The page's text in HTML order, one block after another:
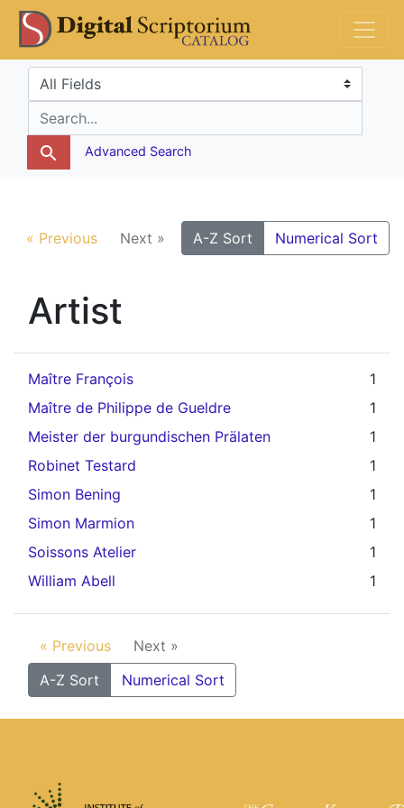
Skip
to
search
Skip to
main
content
DS Catalog
Search in
search for
Advanced Search
« Previous Next » A-Z Sort Numerical Sort
Artist
Maître François
1
Maître de Philippe de Gueldre
1
Meister der burgundischen Prälaten
1
Robinet Testard
1
Simon Bening
1
Simon Marmion
1
Soissons Atelier
1
William Abell
1
« Previous
Next »
A-Z Sort
Numerical Sort